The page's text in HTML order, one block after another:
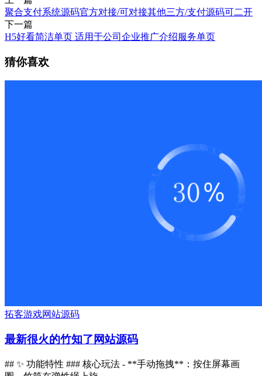
聚合支付系统源码官方对接/可对接其他三方/支付源码可二开
下一篇
H5好看简洁单页 适用于公司企业推广介绍服务单页
猜你喜欢
拓客游戏网站源码
最新很火的竹知了网站源码
## ✨ 功能特性 ### 核心玩法 - **手动拖拽**：按住屏幕画